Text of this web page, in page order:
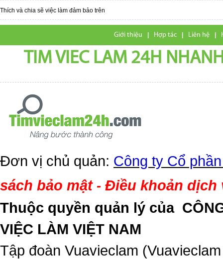
Thích và chia sẽ việc làm đảm bảo trên
Giới thiệu | Hợp tác | Liên hệ |
TIM VIEC LAM 24H
Đơn vị chủ quản: Công ty Cổ
sách bảo mật- Điều khoản dịch
Thuộc quyền quản lý của
VIỆC LÀM VIỆT NAM
Tập đoàn Vuavieclam